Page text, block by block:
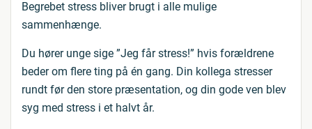
Begrebet stress bliver brugt i alle mulige
sammenhænge.
Du hører unge sige ”Jeg får stress!” hvis forældrene
beder om flere ting på én gang. Din kollega stresser
rundt før den store præsentation, og din gode ven blev
syg med stress i et halvt år.